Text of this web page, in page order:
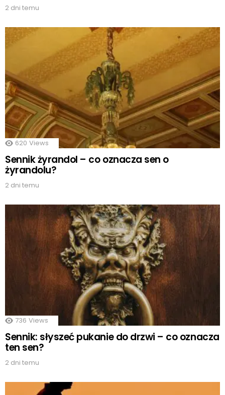
2 dni temu
620 Views
Sennik żyrandol – co oznacza sen o
żyrandolu?
2 dni temu
736 Views
Sennik: słyszeć pukanie do drzwi – co oznacza
ten sen?
2 dni temu